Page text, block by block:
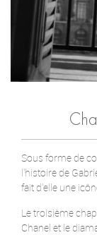
Sous forme de
l'histoire de
fait d'elle une
Le troisième
Chanel et le